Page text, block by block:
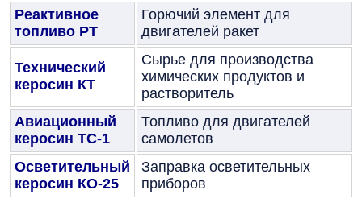
Реактивное
топливо РТ
Горючий элемент для
двигателей ракет
Технический
керосин КТ
Сырье для производства
химических продуктов и
растворитель
Авиационный
керосин ТС-1
Топливо для двигателей
самолетов
Осветительный
керосин КО-25
Заправка осветительных
приборов